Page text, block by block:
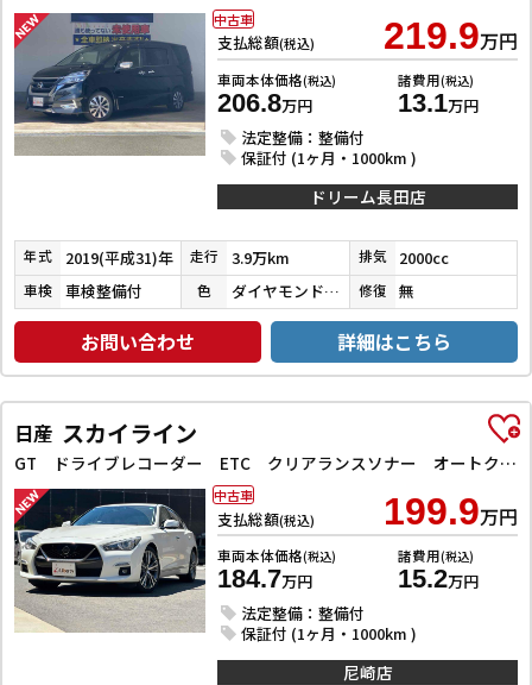
支払総額(税込) 219.9万円
車両本体価格(税込)
206.8万円
諸費用(税込)
13.1万円
法定整備：整備付
保証付 (1ヶ月・1000km )
中古車
ドリーム長田店
年式 2019(平成31)年 走行 3.9万km 排気 2000cc
車検 車検整備付 色 ダイヤモンドブラックパール 修復 無
お問い合わせ 詳細はこちら
日産 スカイライン
GT ドライブレコーダー ETC クリアランスソナー オートクルーズコントロール 衝突被害軽減システム 全周囲カメラ ナビ TV アルミホイール オートライト LEDヘッドランプ サンルーフ AT
支払総額(税込) 199.9万円
車両本体価格(税込)
184.7万円
諸費用(税込)
15.2万円
法定整備：整備付
保証付 (1ヶ月・1000km )
中古車
尼崎店